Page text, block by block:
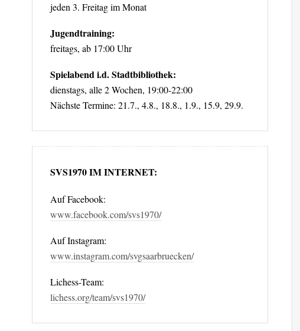
jeden 3. Freitag im Monat
Jugendtraining:
freitags, ab 17:00 Uhr
Spielabend i.d. Stadtbibliothek:
dienstags, alle 2 Wochen, 19:00-22:00
Nächste Termine: 21.7., 4.8., 18.8., 1.9., 15.9, 29.9.
SVS1970 IM INTERNET:
Auf Facebook:
www.facebook.com/svs1970/
Auf Instagram:
www.instagram.com/svgsaarbruecken/
Lichess-Team:
lichess.org/team/svs1970/